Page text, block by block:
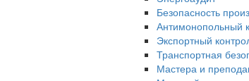
Безопасность
Антимонопольный
Экспортный
Транспортная
Мастера и